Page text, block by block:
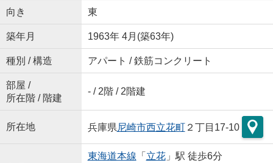
向き 東
築年月 1963年 4月(築63年)
種別 / 構造 アパート / 鉄筋コンクリート
部屋 /
所在階 / 階建
- / 2階 / 2階建
所在地 兵庫県尼崎市西立花町２丁目17-10
東海道本線 「 立花」駅 徒歩6分